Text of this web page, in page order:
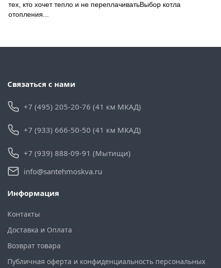
тех, кто хочет тепло и не переплачиватьВыбор котла
отопления...
Связаться с нами
+7 (495) 205-20-76 (41 км МКАД)
+7 (933) 666-50-50 (41 км МКАД)
+7 (939) 888-09-91 (Мытищи)
info@santehmoskva.ru
Информация
Контакты
Доставка и Оплата
Возврат товара
Публичная оферта и конфиденциальность персональных